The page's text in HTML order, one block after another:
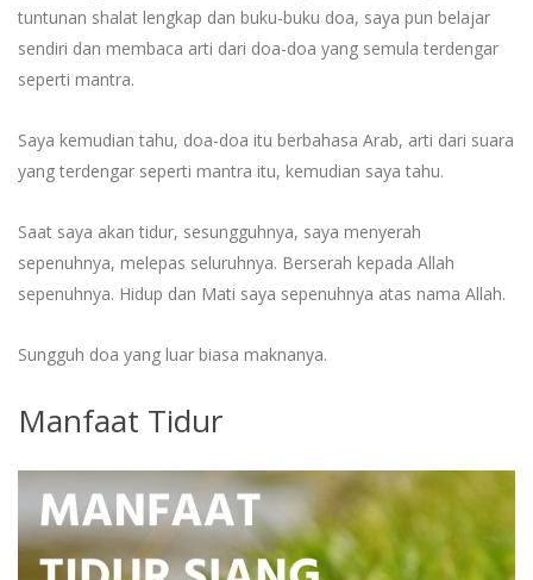
tuntunan shalat lengkap dan buku-buku doa, saya pun belajar
sendiri dan membaca arti dari doa-doa yang semula terdengar
seperti mantra.
Saya kemudian tahu, doa-doa itu berbahasa Arab, arti dari suara
yang terdengar seperti mantra itu, kemudian saya tahu.
Saat saya akan tidur, sesungguhnya, saya menyerah
sepenuhnya, melepas seluruhnya. Berserah kepada Allah
sepenuhnya. Hidup dan Mati saya sepenuhnya atas nama Allah.
Sungguh doa yang luar biasa maknanya.
Manfaat Tidur